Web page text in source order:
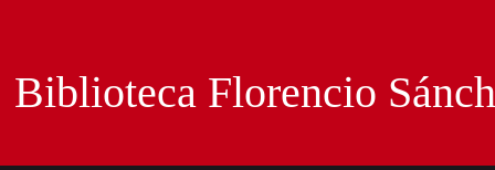
Biblioteca Florencio